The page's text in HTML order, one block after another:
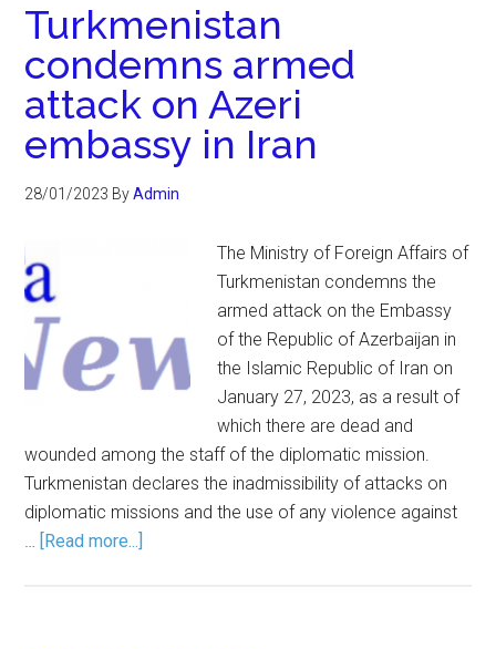
Turkmenistan
condemns armed
attack on Azeri
embassy in Iran
28/01/2023 ByAdmin
The Ministry of Foreign Affairs of
Turkmenistan condemns the
armed attack on the Embassy
of the Republic of Azerbaijan in
the Islamic Republic of Iran on
January 27, 2023, as a result of
which there are dead and
wounded among the staff of the diplomatic mission.
Turkmenistan declares the inadmissibility of attacks on
diplomatic missions and the use of any violence against
… [Read more...]